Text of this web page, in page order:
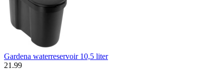
Gardena waterreservoir 10,5 liter
21 .99